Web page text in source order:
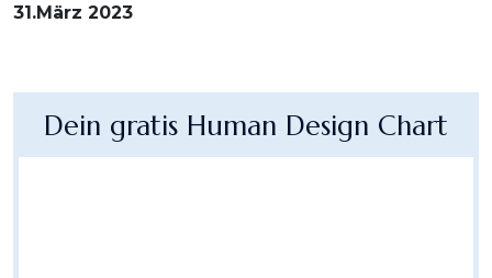
31.März 2023
Dein gratis Human Design Chart